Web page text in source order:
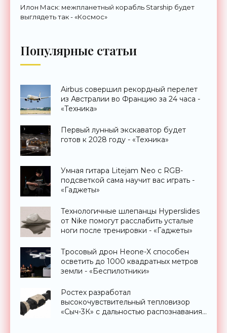
Илон Маск: межпланетный корабль Starship будет
выглядеть так - «Космос»
Популярные статьи
Airbus совершил рекордный перелет
из Австралии во Францию за 24 часа -
«Техника»
Первый лунный экскаватор будет
готов к 2028 году - «Техника»
Умная гитара Litejam Neo с RGB-
подсветкой сама научит вас играть -
«Гаджеты»
Технологичные шлепанцы Hyperslides
от Nike помогут расслабить усталые
ноги после тренировки - «Гаджеты»
Тросовый дрон Heone-X способен
осветить до 1000 квадратных метров
земли - «Беспилотники»
Ростех разработал
высокочувствительный тепловизор
«Сыч-3К» с дальностью распознавания